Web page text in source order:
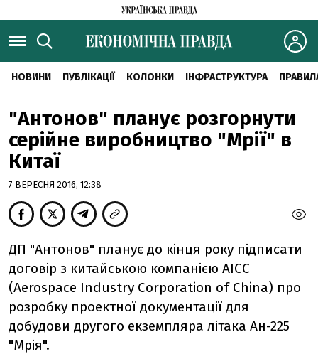
НОВИНИ ПУБЛІКАЦІЇ КОЛОНКИ ІНФРАСТРУКТУРА
"Антонов" планує розгорнути
серійне виробництво "Мрії" в
Китаї
7 ВЕРЕСНЯ 2016, 12:38
ДП "Антонов" планує до кінця року підписати
договір з китайською компанією AICC
(Aerospace Industry Corporation of China) про
розробку проектної документації для
добудови другого екземпляра літака Ан-225
"Мрія".